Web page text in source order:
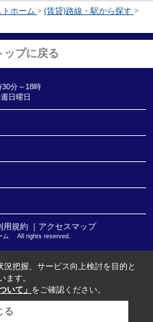
ホーム > (賃貸)路線・駅から探す >
ップに戻る
分～18時
日曜日
用規約 ｜アクセスマップ
ム All rights reserved.
把握、サービス向上検討を目的と
ます。
いて」 をご確認ください。
る